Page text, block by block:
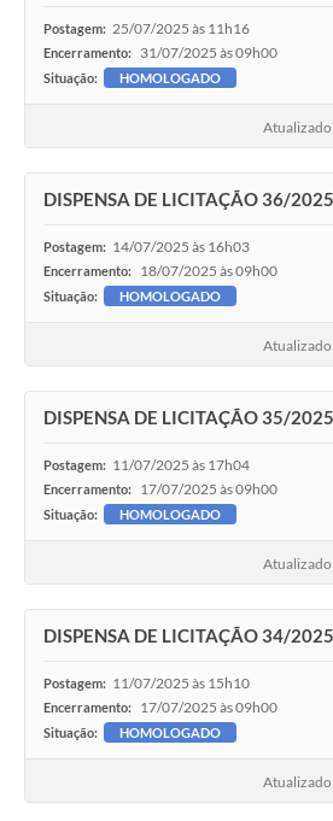
Postagem: 25/07/2025 às 11h16
Encerramento: 31/07/2025 às 09h00
Situação: HOMOLOGADO
DISPENSA DE LICITAÇÃO 36/2025
Postagem: 14/07/2025 às 16h03
Encerramento: 18/07/2025 às 09h00
Situação: HOMOLOGADO
DISPENSA DE LICITAÇÃO 35/2025
Postagem: 11/07/2025 às 17h04
Encerramento: 17/07/2025 às 09h00
Situação: HOMOLOGADO
DISPENSA DE LICITAÇÃO 34/2025
Postagem: 11/07/2025 às 15h10
Encerramento: 17/07/2025 às 09h00
Situação: HOMOLOGADO